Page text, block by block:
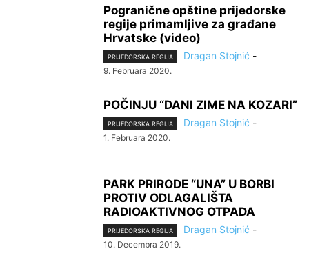
Pogranične opštine prijedorske
regije primamljive za građane
Hrvatske (video)
PRIJEDORSKA REGIJA Dragan Stojnić -
9. Februara 2020.
POČINJU “DANI ZIME NA KOZARI”
PRIJEDORSKA REGIJA Dragan Stojnić -
1. Februara 2020.
PARK PRIRODE “UNA” U BORBI
PROTIV ODLAGALIŠTA
RADIOAKTIVNOG OTPADA
PRIJEDORSKA REGIJA Dragan Stojnić -
10. Decembra 2019.